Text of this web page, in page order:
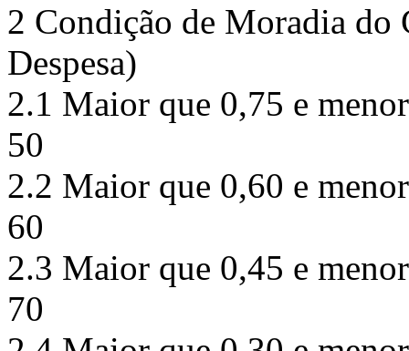
2 Condição de Moradia do
Despesa)
2.1 Maior que 0,75 e
50
2.2 Maior que 0,60 e
60
2.3 Maior que 0,45 e
70